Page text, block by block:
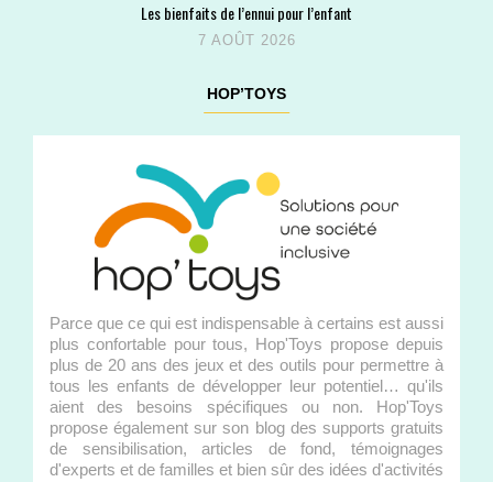
Les bienfaits de l’ennui pour l’enfant
7 AOÛT 2026
HOP’TOYS
Parce que ce qui est indispensable à certains est aussi
plus confortable pour tous, Hop'Toys propose depuis
plus de 20 ans des jeux et des outils pour permettre à
tous les enfants de développer leur potentiel… qu'ils
aient des besoins spécifiques ou non. Hop'Toys
propose également sur son blog des supports gratuits
de sensibilisation, articles de fond, témoignages
d'experts et de familles et bien sûr des idées d'activités